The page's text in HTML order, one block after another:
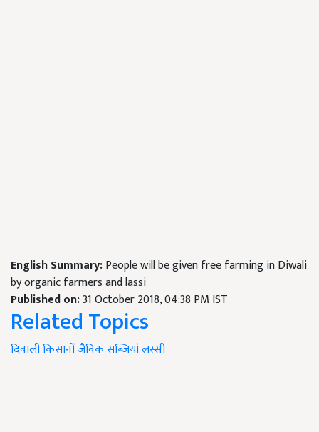
English Summary:People will be given free farming in Diwali
by organic farmers and lassi
Published on:31 October 2018, 04:38 PM IST
Related Topics
दिवालीकिसानोंजैविकसब्ज़ियांलस्सी